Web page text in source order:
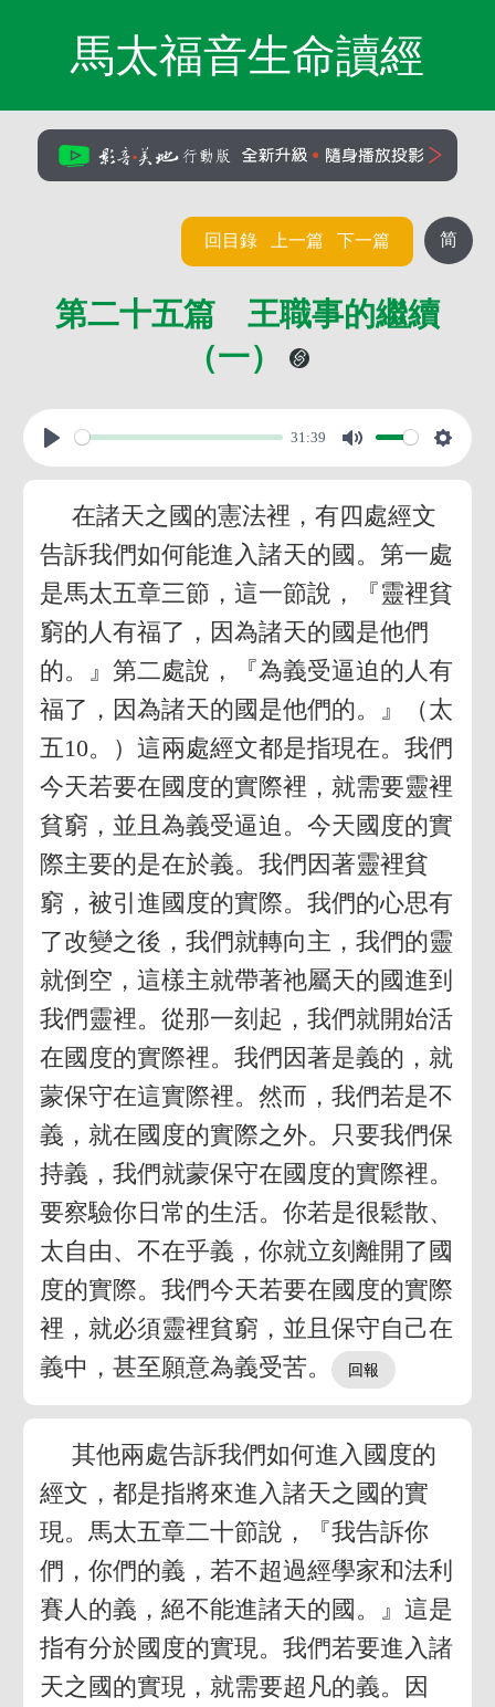
馬太福音生命讀經
简
回目錄 上一篇 下一篇
第二十五篇 王職事的繼續
（一）
31:39
在諸天之國的憲法裡，有四處經文
告訴我們如何能進入諸天的國。第一處
是馬太五章三節，這一節說，『靈裡貧
窮的人有福了，因為諸天的國是他們
的。』第二處說，『為義受逼迫的人有
福了，因為諸天的國是他們的。』（太
五10。）這兩處經文都是指現在。我們
今天若要在國度的實際裡，就需要靈裡
貧窮，並且為義受逼迫。今天國度的實
際主要的是在於義。我們因著靈裡貧
窮，被引進國度的實際。我們的心思有
了改變之後，我們就轉向主，我們的靈
就倒空，這樣主就帶著祂屬天的國進到
我們靈裡。從那一刻起，我們就開始活
在國度的實際裡。我們因著是義的，就
蒙保守在這實際裡。然而，我們若是不
義，就在國度的實際之外。只要我們保
持義，我們就蒙保守在國度的實際裡。
要察驗你日常的生活。你若是很鬆散、
太自由、不在乎義，你就立刻離開了國
度的實際。我們今天若要在國度的實際
裡，就必須靈裡貧窮，並且保守自己在
義中，甚至願意為義受苦。
其他兩處告訴我們如何進入國度的
經文，都是指將來進入諸天之國的實
現。馬太五章二十節說，『我告訴你
們，你們的義，若不超過經學家和法利
賽人的義，絕不能進諸天的國。』這是
指有分於國度的實現。我們若要進入諸
天之國的實現，就需要超凡的義。因